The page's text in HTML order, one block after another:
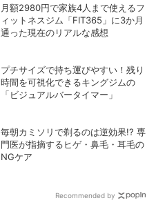
月額2980円で家族4人まで使えるフ
ィットネスジム「FIT365」に3か月
通った現在のリアルな感想
プチサイズで持ち運びやすい！残り
時間を可視化できるキングジムの
「ビジュアルバータイマー」
毎朝カミソリで剃るのは逆効果!? 専
門医が指摘するヒゲ・鼻毛・耳毛の
NGケア
Recommended by